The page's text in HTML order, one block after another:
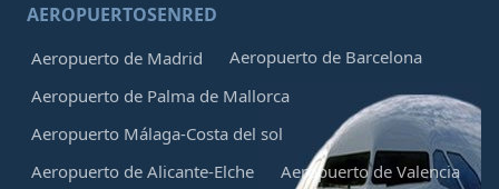
AEROPUERTOSENRED
Aeropuerto de Madrid
Aeropuerto de Barcelona
Aeropuerto de Palma de Mallorca
Aeropuerto Málaga-Costa del sol
Aeropuerto de Alicante-Elche
Aeropuerto de Valencia